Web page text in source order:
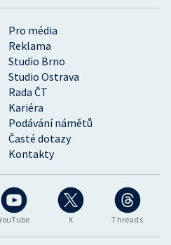
X Threads
Pro média
Reklama
Studio Brno
Studio Ostrava
Rada ČT
Kariéra
Podávání námětů
Časté dotazy
Kontakty